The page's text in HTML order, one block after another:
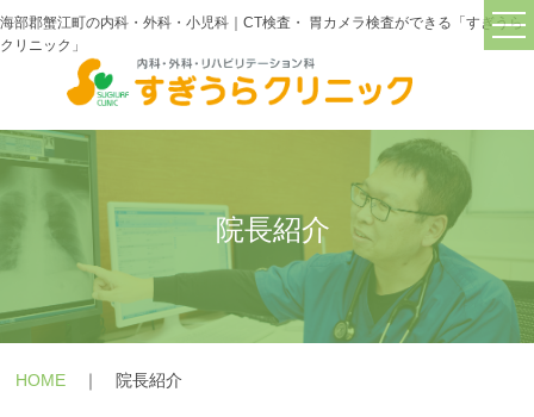
海部郡蟹江町の内科・外科・小児科｜CT検査・ 胃カメラ検査ができる「すぎうら
クリニック」
すぎうらクリニックについて
診療・検査機器紹介
交通アクセス
診療内容
院長紹介
HOME ｜ 院長紹介